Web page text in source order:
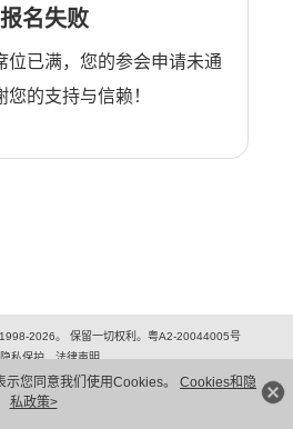
您同意我们使用Cookies。 Cookies和隐
私政策>
报名失败
位已满，您的参会申请未通
您的支持与信赖！
2026。 保留一切权利。粤A2-20044005号
隐私保护
法律声明